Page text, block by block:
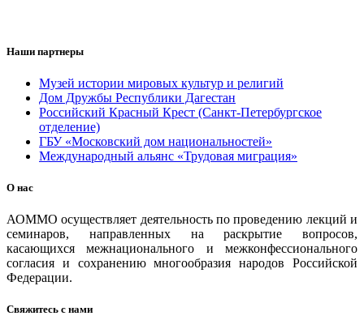
Наши партнеры
Музей истории мировых культур и религий
Дом Дружбы Республики Дагестан
Российский Красный Крест (Санкт-Петербургское
отделение)
ГБУ «Московский дом национальностей»
Международный альянс «Трудовая миграция»
О нас
АОММО осуществляет деятельность по проведению лекций и
семинаров, направленных на раскрытие вопросов,
касающихся межнационального и межконфессионального
согласия и сохранению многообразия народов Российской
Федерации.
Свяжитесь с нами